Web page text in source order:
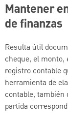
Mantener
de finanzas
Resulta útil
cheque, el monto,
registro contable
herramienta de
contable, también
partida